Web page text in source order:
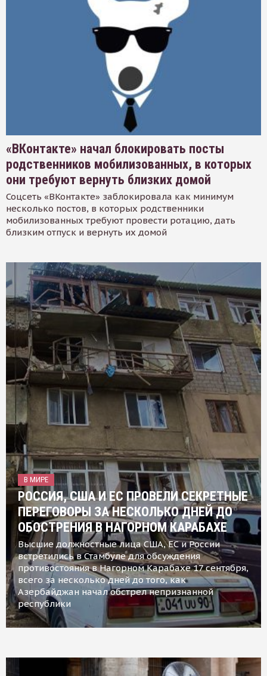
«ВКонтакте» начал блокировать посты
родственников мобилизованных, в которых
они требуют вернуть близких домой
Соцсеть «ВКонтакте» заблокировала как минимум
несколько постов, в которых родственники
мобилизованных требуют провести ротацию, дать
близким отпуск и вернуть их домой
В МИРЕ
РОССИЯ, США И ЕС ПРОВЕЛИ СЕКРЕТНЫЕ
ПЕРЕГОВОРЫ ЗА НЕСКОЛЬКО ДНЕЙ ДО
ОБОСТРЕНИЯ В НАГОРНОМ КАРАБАХЕ
Высшие должностные лица США, ЕС и России
встретились в Стамбуле для обсуждения
противостояния в Нагорном Карабахе 17 сентября,
всего за несколько дней до того, как
Азербайджан начал обстрел непризнанной
республики